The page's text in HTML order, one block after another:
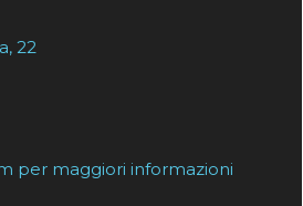
22
per maggiori informazioni